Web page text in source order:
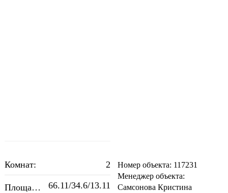
Комнат: 2
Площадь, м 2:
66.11/34.6/13.11
Номер объекта: 117231
Менеджер объекта:
Самсонова Кристина